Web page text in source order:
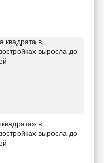
в
выросла до